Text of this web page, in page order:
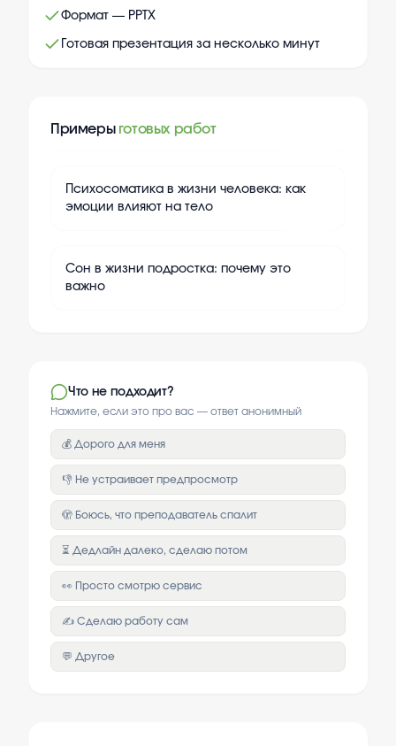
Формат — PPTX
Готовая презентация за несколько минут
Примеры готовых работ
Психосоматика в жизни человека: как
эмоции влияют на тело
Сон в жизни подростка: почему это
важно
Что не подходит?
Нажмите, если это про вас — ответ анонимный
💰 Дорого для меня
👎 Не устраивает предпросмотр
🫣 Боюсь, что преподаватель спалит
⏳ Дедлайн далеко, сделаю потом
👀 Просто смотрю сервис
✍️ Сделаю работу сам
💬 Другое